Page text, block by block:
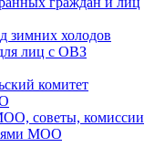
зимних холодов
лиц с ОВЗ
комитет
советы, комиссии
МОО